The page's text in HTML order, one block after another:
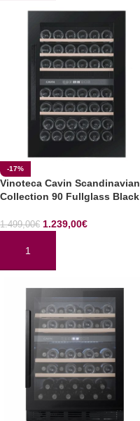
-17%
Vinoteca Cavin Scandinavian
Collection 90 Fullglass Black
1.499,00€ 1.239,00€
AÑADIR AL CARRITO